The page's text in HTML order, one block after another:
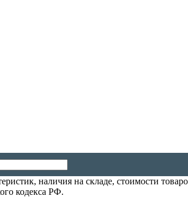
наличия на складе, стоимости
кодекса РФ.